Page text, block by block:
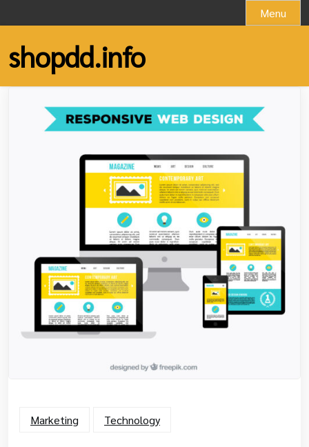
to
content
Menu
shopdd.info
Marketing Technology